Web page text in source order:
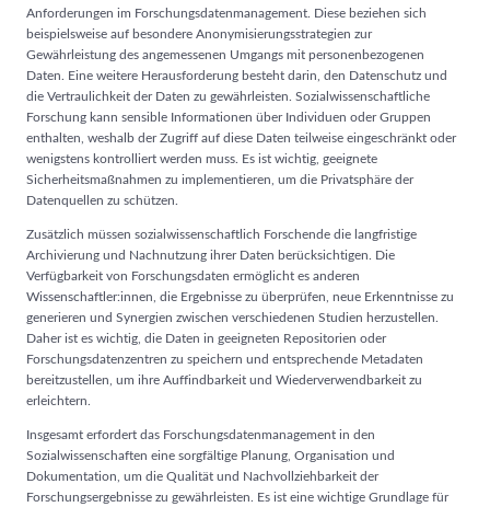
Anforderungen im Forschungsdatenmanagement. Diese beziehen sich
beispielsweise auf besondere Anonymisierungsstrategien zur
Gewährleistung des angemessenen Umgangs mit personenbezogenen
Daten. Eine weitere Herausforderung besteht darin, den Datenschutz und
die Vertraulichkeit der Daten zu gewährleisten. Sozialwissenschaftliche
Forschung kann sensible Informationen über Individuen oder Gruppen
enthalten, weshalb der Zugriff auf diese Daten teilweise eingeschränkt oder
wenigstens kontrolliert werden muss. Es ist wichtig, geeignete
Sicherheitsmaßnahmen zu implementieren, um die Privatsphäre der
Datenquellen zu schützen.
Zusätzlich müssen sozialwissenschaftlich Forschende die langfristige
Archivierung und Nachnutzung ihrer Daten berücksichtigen. Die
Verfügbarkeit von Forschungsdaten ermöglicht es anderen
Wissenschaftler:innen, die Ergebnisse zu überprüfen, neue Erkenntnisse zu
generieren und Synergien zwischen verschiedenen Studien herzustellen.
Daher ist es wichtig, die Daten in geeigneten Repositorien oder
Forschungsdatenzentren zu speichern und entsprechende Metadaten
bereitzustellen, um ihre Auffindbarkeit und Wiederverwendbarkeit zu
erleichtern.
Insgesamt erfordert das Forschungsdatenmanagement in den
Sozialwissenschaften eine sorgfältige Planung, Organisation und
Dokumentation, um die Qualität und Nachvollziehbarkeit der
Forschungsergebnisse zu gewährleisten. Es ist eine wichtige Grundlage für